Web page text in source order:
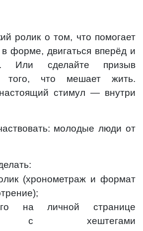
ролик о том, что помогает
в форме, двигаться вперёд и
Или сделайте призыв
того, что мешает жить.
стимул — внутри
молодые люди от
(хронометраж и формат
на личной странице
с хештегами